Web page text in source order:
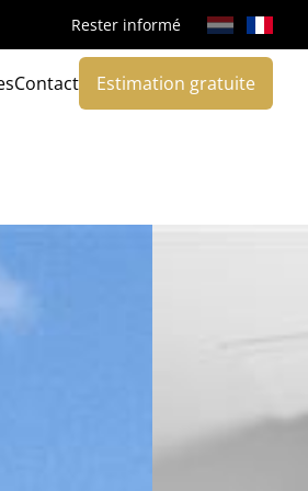
Rester informé
Contact Estimation gratuite